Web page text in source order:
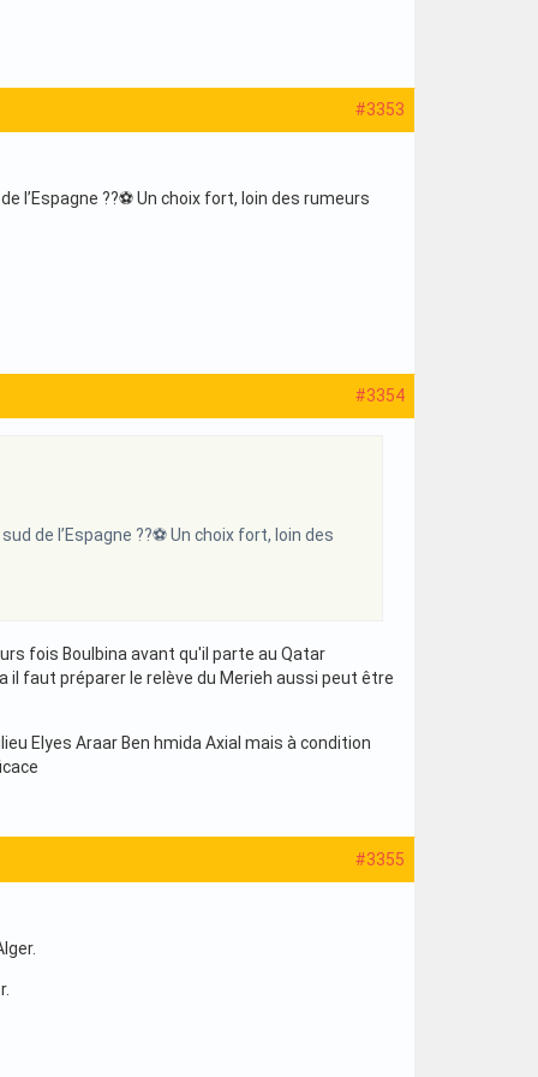
#3353
l’Espagne ??⚽ Un choix fort, loin des rumeurs
#3354
de l’Espagne ??⚽ Un choix fort, loin des
fois Boulbina avant qu'il parte au Qatar
il faut préparer le relève du Merieh aussi peut être
Elyes Araar Ben hmida Axial mais à condition
#3355